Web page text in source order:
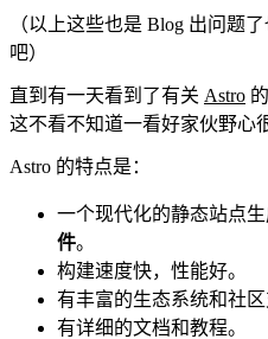
（以上这些也是 Blog 出问题
吧）
直到有一天看到了有关 Astro
这不看不知道一看好家伙野心
Astro 的特点是：
一个现代化的静态站点生
件。
构建速度快，性能好。
有丰富的生态系统和社区
有详细的文档和教程。